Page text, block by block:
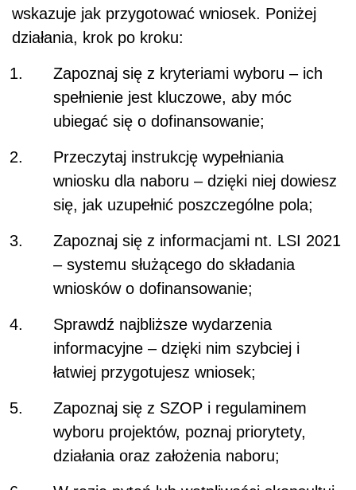
wskazuje jak przygotować wniosek. Poniżej
działania, krok po kroku:
Zapoznaj się z kryteriami wyboru – ich
spełnienie jest kluczowe, aby móc
ubiegać się o dofinansowanie;
Przeczytaj instrukcję wypełniania
wniosku dla naboru – dzięki niej dowiesz
się, jak uzupełnić poszczególne pola;
Zapoznaj się z informacjami nt. LSI 2021
– systemu służącego do składania
wniosków o dofinansowanie;
Sprawdź najbliższe wydarzenia
informacyjne – dzięki nim szybciej i
łatwiej przygotujesz wniosek;
Zapoznaj się z SZOP i regulaminem
wyboru projektów, poznaj priorytety,
działania oraz założenia naboru;